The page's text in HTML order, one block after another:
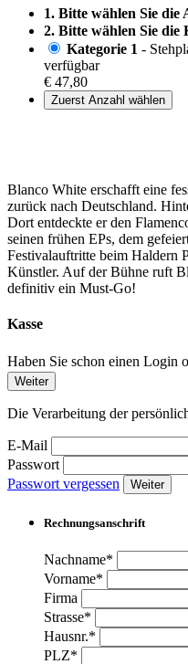
1. Bitte wählen Sie die
2. Bitte wählen Sie die
Kategorie 1 -
verfügbar
€ 47,80
Zuerst Anzahl wählen
Blanco White erschafft eine
zurück nach Deutschland.
Dort entdeckte er den
seinen frühen EPs, dem
Festivalauftritte beim Haldern
Künstler. Auf der Bühne ruft
definitiv ein Must-Go!
Kasse
Haben Sie schon einen Login
Weiter
Die Verarbeitung der
E-Mail
Passwort
Passwort vergessen
Weiter
Rechnungsanschrift
Nachname*
Vorname*
Firma
Strasse*
Hausnr.*
PLZ*